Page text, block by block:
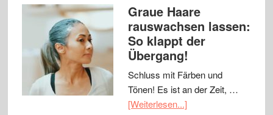
Graue Haare
rauswachsen lassen:
So klappt der
Übergang!
Schluss mit Färben und
Tönen! Es ist an der Zeit, …
[Weiterlesen...]